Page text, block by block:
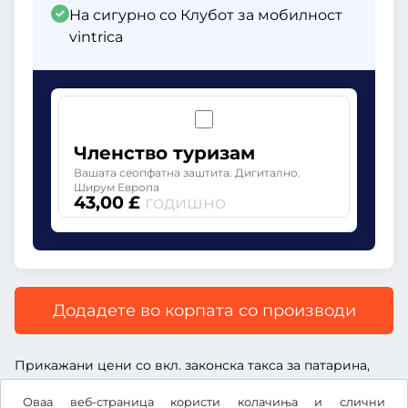
Оваа веб-страница користи колачиња и слични
На сигурно со Клубот за мобилност
vintrica
Членство туризам
Вашата сеопфатна заштита. Дигитално.
Ширум Европа
43,00 £ годишно
Додадете во корпата со производи
Прикажани цени со вкл. законска такса за патарина,
вкл. надоместок за услуга и вкл. законски ДДВ.